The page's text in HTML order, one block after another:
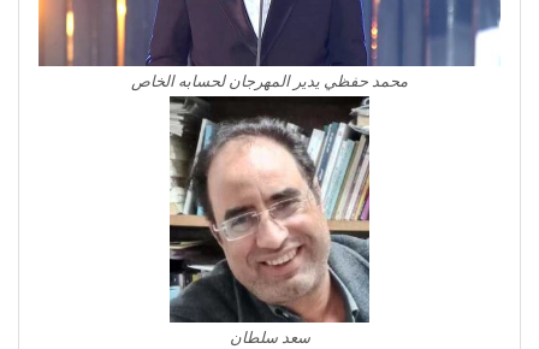
محمد حفظي يدير المهرجان لحسابه الخاص
سعد سلطان